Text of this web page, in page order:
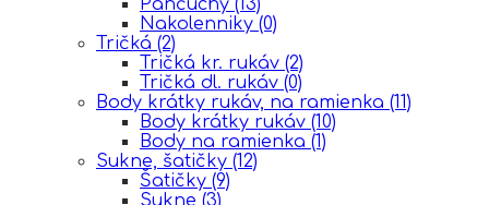
Nakolenniky (0)
Tričká (2)
Tričká kr. rukáv (2)
Tričká dl. rukáv (0)
Body krátky rukáv, na ramienka (11)
Body krátky rukáv (10)
Body na ramienka (1)
Sukne, šatičky (12)
Šatičky (9)
Sukne (3)